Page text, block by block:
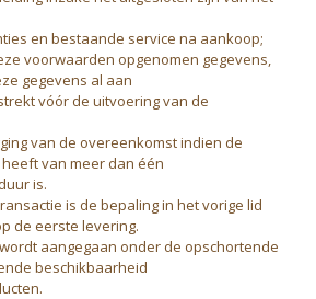
en bestaande service na aankoop;
voorwaarden opgenomen gegevens,
gegevens al aan
vóór de uitvoering van de
van de overeenkomst indien de
van meer dan één
is.
is de bepaling in het vorige lid
de eerste levering.
aangegaan onder de opschortende
beschikbaarheid